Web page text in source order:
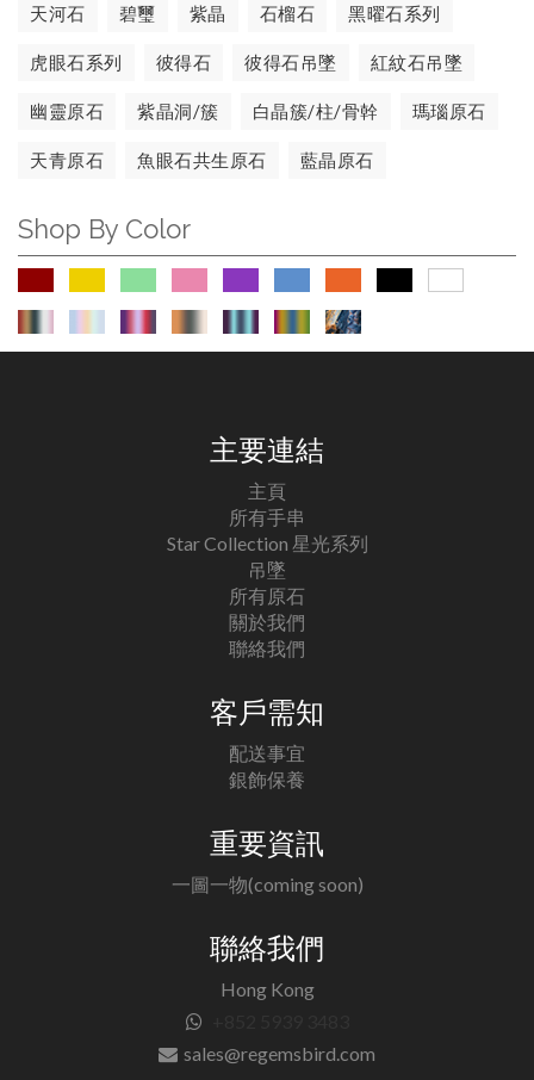
天河石 碧璽 紫晶 石榴石 黑曜石系列
虎眼石系列 彼得石 彼得石吊墜 紅紋石吊墜
幽靈原石 紫晶洞/簇 白晶簇/柱/骨幹 瑪瑙原石
天青原石 魚眼石共生原石 藍晶原石
Shop By Color
主要連結
主頁
所有手串
Star Collection 星光系列
吊墜
所有原石
關於我們
聯絡我們
客戶需知
配送事宜
銀飾保養
重要資訊
一圖一物(coming soon)
聯絡我們
Hong Kong
sales@regemsbird.com